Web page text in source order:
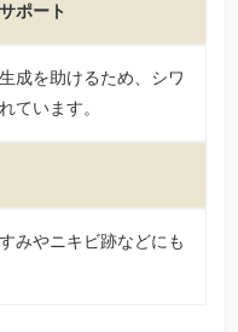
ポート
成を助けるため、シワ
ています。
みやニキビ跡などにも